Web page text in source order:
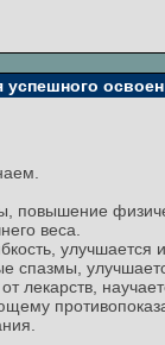
успешного
повышение
веса.
спазмы,
от лекарств,